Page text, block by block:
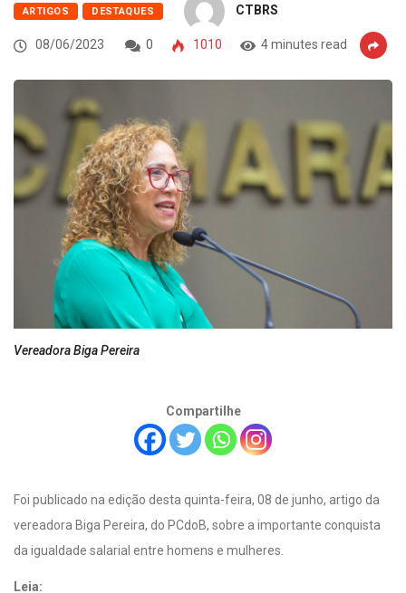
ARTIGOS DESTAQUES CTBRS
08/06/2023 0 1010 4 minutes read
Vereadora Biga Pereira
Compartilhe
Foi publicado na edição desta quinta-feira, 08 de junho, artigo da
vereadora Biga Pereira, do PCdoB, sobre a importante conquista
da igualdade salarial entre homens e mulheres.
Leia: